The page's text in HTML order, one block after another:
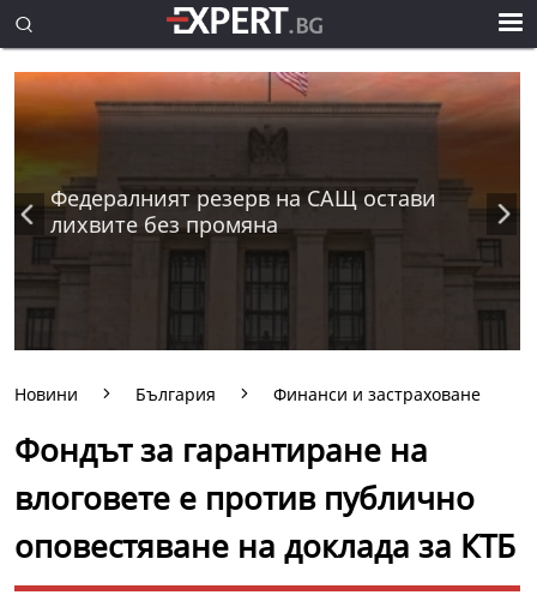
Федералният резерв на САЩ остави
лихвите без промяна
Новини България Финанси и застраховане
Фондът за гарантиране на
влоговете е против публично
оповестяване на доклада за КТБ